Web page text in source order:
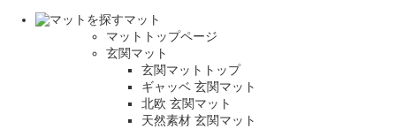
マット
マットトップページ
玄関マット
玄関マットトップ
ギャッベ 玄関マット
北欧 玄関マット
天然素材 玄関マット